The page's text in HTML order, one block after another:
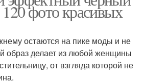
фото красивых
остаются на пике моды и не
образ делает из любой женщины
от взгляда которой не